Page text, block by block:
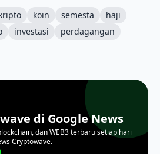
koin semesta
haji
investasi
perdagangan
di Google News
dan WEB3 terbaru setiap hari
Cryptowave.